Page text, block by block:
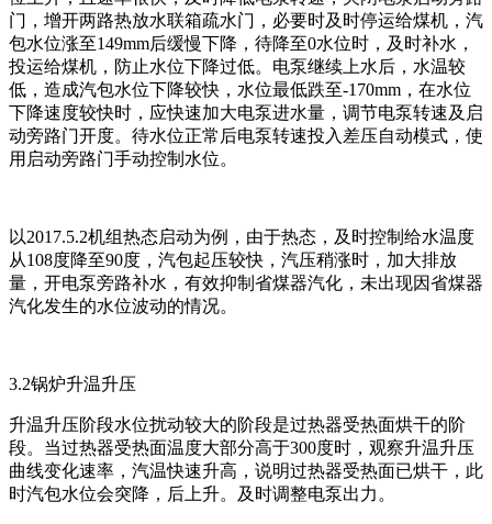
门，增开两路热放水联箱疏水门，必要时及时停运给煤机，汽
包水位涨至149mm后缓慢下降，待降至0水位时，及时补水，
投运给煤机，防止水位下降过低。电泵继续上水后，水温较
低，造成汽包水位下降较快，水位最低跌至-170mm，在水位
下降速度较快时，应快速加大电泵进水量，调节电泵转速及启
动旁路门开度。待水位正常后电泵转速投入差压自动模式，使
用启动旁路门手动控制水位。
以2017.5.2机组热态启动为例，由于热态，及时控制给水温度
从108度降至90度，汽包起压较快，汽压稍涨时，加大排放
量，开电泵旁路补水，有效抑制省煤器汽化，未出现因省煤器
汽化发生的水位波动的情况。
3.2锅炉升温升压
升温升压阶段水位扰动较大的阶段是过热器受热面烘干的阶
段。当过热器受热面温度大部分高于300度时，观察升温升压
曲线变化速率，汽温快速升高，说明过热器受热面已烘干，此
时汽包水位会突降，后上升。及时调整电泵出力。